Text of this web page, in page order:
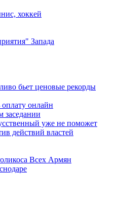
хоккей
Запада
бьет ценовые рекорды
онлайн
заседании
уже не поможет
действий властей
Всех Армян